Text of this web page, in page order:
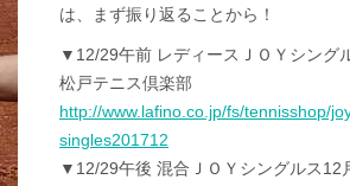
は、まず振り返ることから！
▼12/29午前 レディースＪＯＹシング
松戸テニス倶楽部
http://www.lafino.co.jp/fs/tennisshop/
singles201712
▼12/29午後 混合ＪＯＹシングルス12